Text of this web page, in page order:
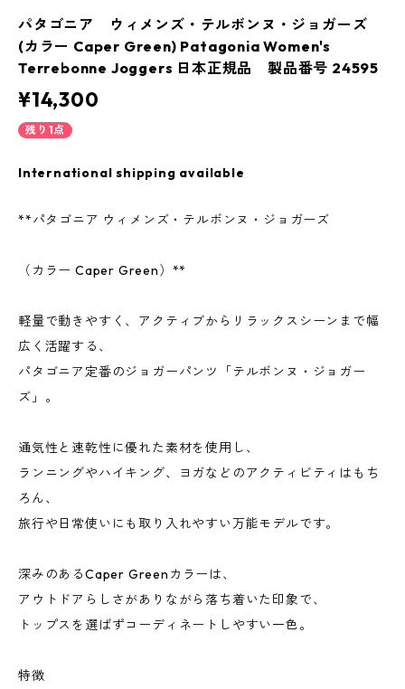
パタゴニア ウィメンズ・テルボンヌ・ジョガーズ
(カラー Caper Green) Patagonia Women's
Terrebonne Joggers 日本正規品 製品番号 24595
¥14,300
残り1点
International shipping available
**パタゴニア ウィメンズ・テルボンヌ・ジョガーズ
（カラー Caper Green）**
軽量で動きやすく、アクティブからリラックスシーンまで幅
広く活躍する、
パタゴニア定番のジョガーパンツ「テルボンヌ・ジョガー
ズ」。
通気性と速乾性に優れた素材を使用し、
ランニングやハイキング、ヨガなどのアクティビティはもち
ろん、
旅行や日常使いにも取り入れやすい万能モデルです。
深みのあるCaper Greenカラーは、
アウトドアらしさがありながら落ち着いた印象で、
トップスを選ばずコーディネートしやすい一色。
特徴